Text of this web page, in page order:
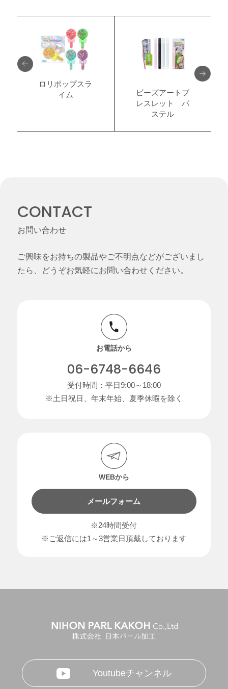
ロリポップスラ
イム
ビーズアートブ
レスレット パ
ステル
CONTACT
お問い合わせ
ご興味をお持ちの製品やご不明点などがございまし
たら、どうぞお気軽にお問い合わせください。
お電話から
06-6748-6646
受付時間：平日9:00～18:00
※土日祝日、年末年始、夏季休暇を除く
WEBから
メールフォーム
※24時間受付
※ご返信には1～3営業日頂戴しております
Youtubeチャンネル